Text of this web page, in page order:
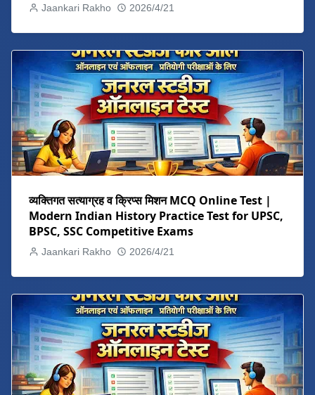
Jaankari Rakho 2026/4/21
व्यक्तिगत सत्याग्रह व क्रिप्स मिशन MCQ Online Test |
Modern Indian History Practice Test for UPSC,
BPSC, SSC Competitive Exams
Jaankari Rakho 2026/4/21